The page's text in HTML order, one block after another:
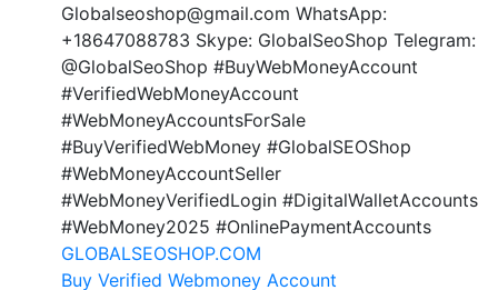
Globalseoshop@gmail.com WhatsApp:
+18647088783 Skype: GlobalSeoShop Telegram:
@GlobalSeoShop #BuyWebMoneyAccount
#VerifiedWebMoneyAccount
#WebMoneyAccountsForSale
#BuyVerifiedWebMoney #GlobalSEOShop
#WebMoneyAccountSeller
#WebMoneyVerifiedLogin #DigitalWalletAccounts
#WebMoney2025 #OnlinePaymentAccounts
GLOBALSEOSHOP.COM
Buy Verified Webmoney Account